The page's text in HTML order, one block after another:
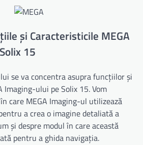
și Caracteristicile MEGA
15
se va concentra asupra funcțiilor și
Imaging-ului pe Solix 15. Vom
care MEGA Imaging-ul utilizează
a crea o imagine detaliată a
și despre modul în care această
pentru a ghida navigația.